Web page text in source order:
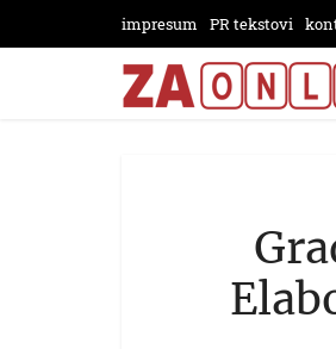
impresum PR tekstovi